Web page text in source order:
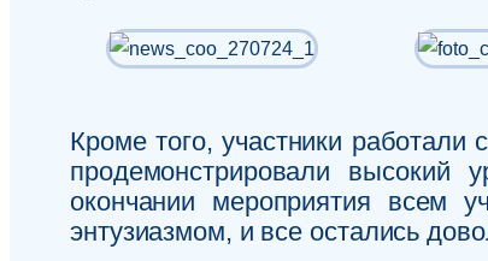
Кроме того, участники
продемонстрировали высокий
окончании мероприятия всем
энтузиазмом, и все остались